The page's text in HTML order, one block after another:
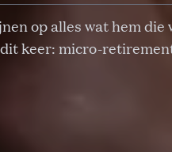
op alles wat hem die
keer: micro-